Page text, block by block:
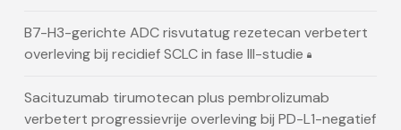
B7-H3-gerichte ADC risvutatug rezetecan verbetert
overleving bij recidief SCLC in fase III-studie
Sacituzumab tirumotecan plus pembrolizumab
verbetert progressievrije overleving bij PD-L1-negatief